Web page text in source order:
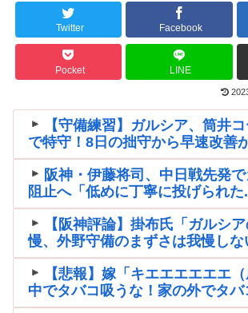
Twitter Facebook
Pocket LINE
【守備練習】ガルシア、筒井
で特守！8日の拙守から早速改善
阪神・伊藤将司、中日戦先発
阻止へ「低めに丁寧に投げられた
【阪神評論】掛布氏「ガルシ
慢、外野守備のまずさは我慢しな
【悲報】嫁「キエエエエエエ
中でタバコ吸うな！家の外でタバ